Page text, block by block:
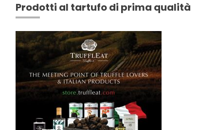
Prodotti al tartufo di prima qualità